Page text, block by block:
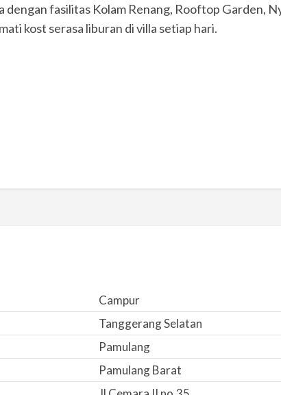
fasilitas Kolam Renang, Rooftop Garden,
kost serasa liburan di villa setiap hari.
Campur
Tanggerang Selatan
Pamulang
Pamulang Barat